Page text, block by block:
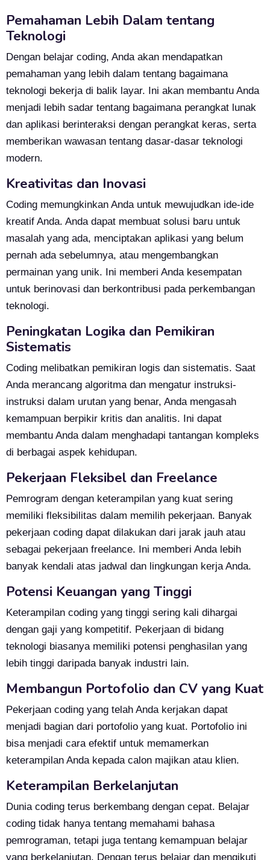
Pemahaman Lebih Dalam tentang
Teknologi
Dengan belajar coding, Anda akan mendapatkan
pemahaman yang lebih dalam tentang bagaimana
teknologi bekerja di balik layar. Ini akan membantu Anda
menjadi lebih sadar tentang bagaimana perangkat lunak
dan aplikasi berinteraksi dengan perangkat keras, serta
memberikan wawasan tentang dasar-dasar teknologi
modern.
Kreativitas dan Inovasi
Coding memungkinkan Anda untuk mewujudkan ide-ide
kreatif Anda. Anda dapat membuat solusi baru untuk
masalah yang ada, menciptakan aplikasi yang belum
pernah ada sebelumnya, atau mengembangkan
permainan yang unik. Ini memberi Anda kesempatan
untuk berinovasi dan berkontribusi pada perkembangan
teknologi.
Peningkatan Logika dan Pemikiran
Sistematis
Coding melibatkan pemikiran logis dan sistematis. Saat
Anda merancang algoritma dan mengatur instruksi-
instruksi dalam urutan yang benar, Anda mengasah
kemampuan berpikir kritis dan analitis. Ini dapat
membantu Anda dalam menghadapi tantangan kompleks
di berbagai aspek kehidupan.
Pekerjaan Fleksibel dan Freelance
Pemrogram dengan keterampilan yang kuat sering
memiliki fleksibilitas dalam memilih pekerjaan. Banyak
pekerjaan coding dapat dilakukan dari jarak jauh atau
sebagai pekerjaan freelance. Ini memberi Anda lebih
banyak kendali atas jadwal dan lingkungan kerja Anda.
Potensi Keuangan yang Tinggi
Keterampilan coding yang tinggi sering kali dihargai
dengan gaji yang kompetitif. Pekerjaan di bidang
teknologi biasanya memiliki potensi penghasilan yang
lebih tinggi daripada banyak industri lain.
Membangun Portofolio dan CV yang Kuat
Pekerjaan coding yang telah Anda kerjakan dapat
menjadi bagian dari portofolio yang kuat. Portofolio ini
bisa menjadi cara efektif untuk memamerkan
keterampilan Anda kepada calon majikan atau klien.
Keterampilan Berkelanjutan
Dunia coding terus berkembang dengan cepat. Belajar
coding tidak hanya tentang memahami bahasa
pemrograman, tetapi juga tentang kemampuan belajar
yang berkelanjutan. Dengan terus belajar dan mengikuti